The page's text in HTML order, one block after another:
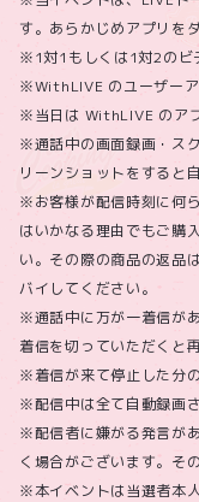
す。あらかじめアプリを
※1対1もしくは1対2のビ
※WithLIVE のユーザーア
※当日は WithLIVE のア
※通話中の画面録画・ス
リーンショットをすると
※お客様が配信時刻に何
はいかなる理由でもご購
い。その際の商品の返品
バイしてください。
※通話中に万が一着信が
着信を切っていただくと
※着信が来て停止した分
※配信中は全て自動録画
※配信者に嫌がる発言が
く場合がございます。そ
※本イベントは当選者本